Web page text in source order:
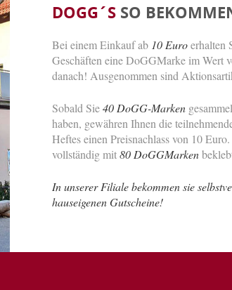
DOGG´S SO
Bei einem Einkauf ab 10 Euroerhalten
Geschäften eine DoGGMarke im Wert
danach! Ausgenommen sind
Sobald Sie40 DoGG-Marken
haben, gewähren Ihnen die
Heftes einen Preisnachlass von 10
vollständig mit80 DoGGMarken
In unserer Filiale bekommen sie
hauseigenen Gutscheine!